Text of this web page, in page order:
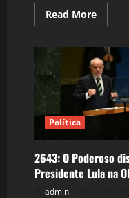
Read MoreRead
more
–
Mais
um
contra
a
Big
Techs
(EUA)?
Política
2643: O Poderoso
Presidente Lula na
admin